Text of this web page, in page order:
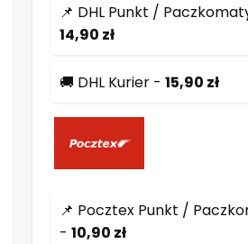
📌 DHL Punkt /
14,90 zł
🚚 DHL Kurier - 15,90 zł
📌 Pocztex Punkt /
- 10,90 zł